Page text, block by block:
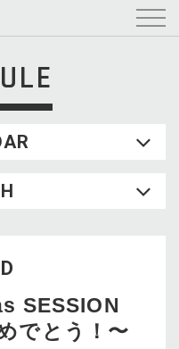
20 21
27 28
29
SESSION
でとう！〜